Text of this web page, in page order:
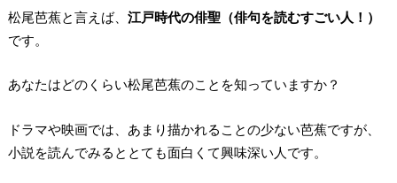
松尾芭蕉と言えば、 江戸時代の俳聖（俳句を読むすごい人！）
です。
あなたはどのくらい松尾芭蕉のことを知っていますか？
ドラマや映画では、あまり描かれることの少ない芭蕉ですが、
小説を読んでみるととても面白くて興味深い人です。